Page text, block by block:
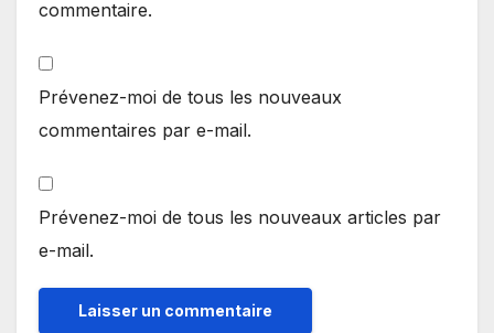
commentaire.
Prévenez-moi de tous les nouveaux
commentaires par e-mail.
Prévenez-moi de tous les nouveaux articles par
e-mail.